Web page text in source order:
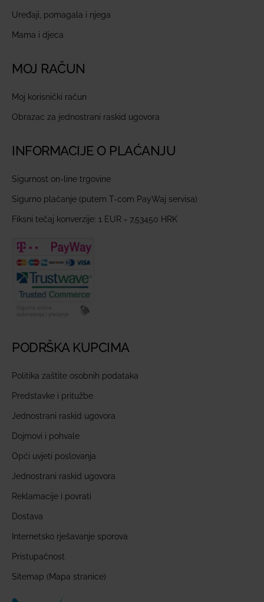
Uređaji, pomagala i njega
Mama i djeca
MOJ RAČUN
Moj korisnički račun
Obrazac za jednostrani raskid ugovora
INFORMACIJE O PLAĆANJU
Sigurnost on-line trgovine
Sigurno plaćanje (putem T-com PayWaj servisa)
Fiksni tečaj konverzije: 1 EUR = 7,53450 HRK
PODRŠKA KUPCIMA
Politika zaštite osobnih podataka
Predstavke i pritužbe
Jednostrani raskid ugovora
Dojmovi i pohvale
Opći uvjeti poslovanja
Jednostrani raskid ugovora
Reklamacije i povrati
Dostava
Internetsko rješavanje sporova
Pristupačnost
Sitemap (Mapa stranice)